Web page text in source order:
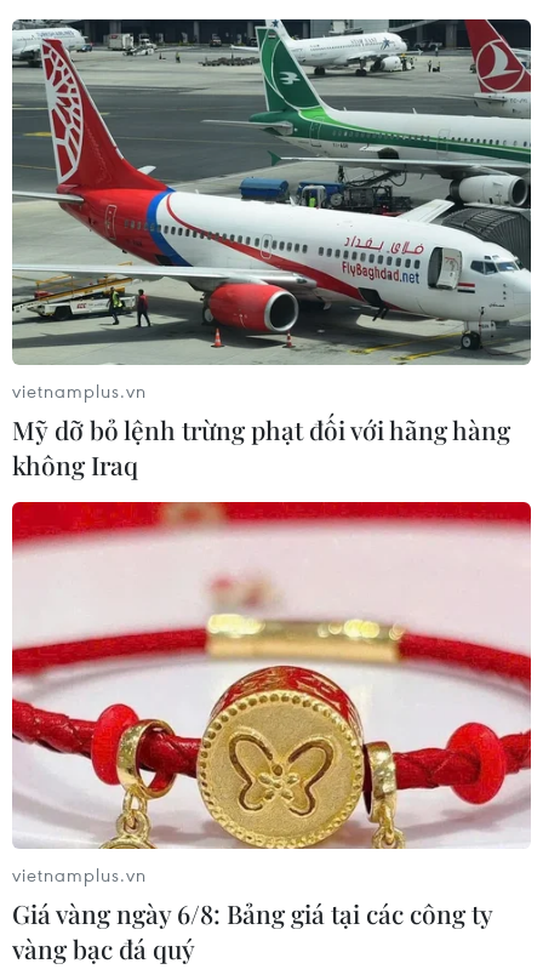
vietnamplus.vn
Mỹ dỡ bỏ lệnh trừng phạt đối với hãng hàng
không Iraq
vietnamplus.vn
Giá vàng ngày 6/8: Bảng giá tại các công ty
vàng bạc đá quý